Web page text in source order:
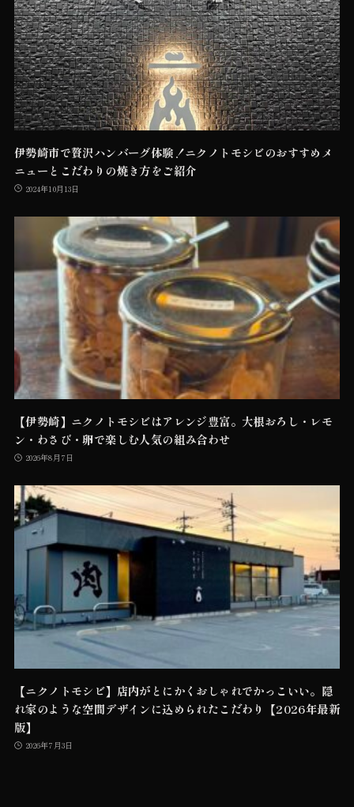
伊勢崎市で贅沢ハンバーグ体験！ニクノトモシビのおすすめメ
ニューとこだわりの焼き方をご紹介
2024年10月13日
【伊勢崎】ニクノトモシビはアレンジ豊富。大根おろし・レモ
ン・わさび・卵で楽しむ人気の組み合わせ
2026年8月7日
【ニクノトモシビ】店内がとにかくおしゃれでかっこいい。隠
れ家のような空間デザインに込められたこだわり【2026年最新
版】
2026年7月3日